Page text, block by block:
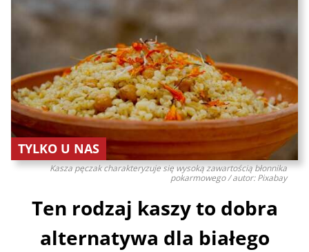
Kasza pęczak charakteryzuje się wysoką zawartością błonnika
pokarmowego / autor: Pixabay
TYLKO U NAS
Ten rodzaj kaszy to dobra
alternatywa dla białego